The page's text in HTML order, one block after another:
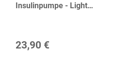
Insulinpumpe - Light
23,90 €